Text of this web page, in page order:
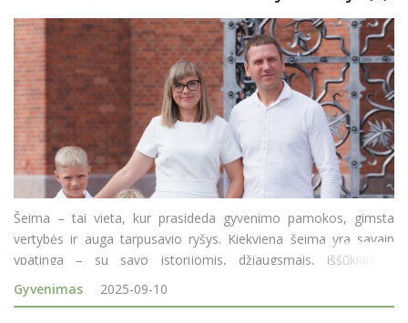
Šeima – tai vieta, kur prasideda gyvenimo pamokos, gimsta
vertybės ir auga tarpusavio ryšys. Kiekviena šeima yra savaip
ypatinga – su savo istorijomis, džiaugsmais, iššūkiais ir
tradicijomis. Rokiškio rajono savivaldybės Šeimos taryba, sie
Gyvenimas 2025-09-10